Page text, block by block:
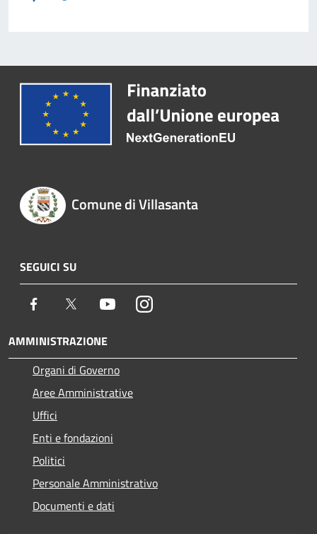
Comune di Villasanta
SEGUICI SU
Facebook Twitter YoutubeInstagram
AMMINISTRAZIONE
Organi di Governo
Aree Amministrative
Uffici
Enti e fondazioni
Politici
Personale Amministrativo
Documenti e dati